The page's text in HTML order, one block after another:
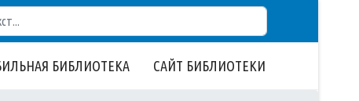
БИБЛИОТЕКА САЙТ БИБЛИОТЕКИ